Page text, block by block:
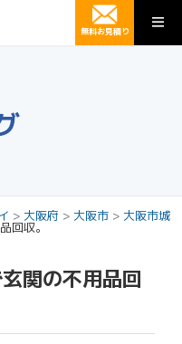
無料お見積り
> 大阪府 > 大阪市 > 大阪市城
回収。
関の不用品回